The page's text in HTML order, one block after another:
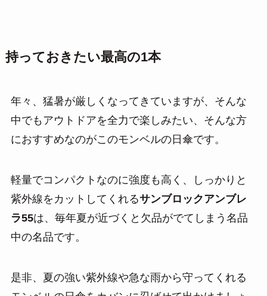
持っておきたい最高の1本
年々、猛暑が厳しくなってきていますが、そんな
中でもアウトドアを全力で楽しみたい、そんな方
におすすめなのがこのモンベルの日傘です。
軽量でコンパクトなのに強度も高く、しっかりと
紫外線をカットしてくれるサンブロックアンブレ
ラ55は、毎年夏が近づくと欠品がでてしまう名品
中の名品です。
是非、夏の強い紫外線や急な雨から守ってくれる